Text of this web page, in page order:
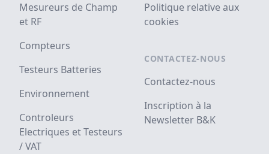
Mesureurs de Champ
et RF
Compteurs
Testeurs Batteries
Environnement
Controleurs
Electriques et Testeurs
/ VAT
Politique relative aux
cookies
CONTACTEZ-NOUS
Contactez-nous
Inscription à la
Newsletter B&K